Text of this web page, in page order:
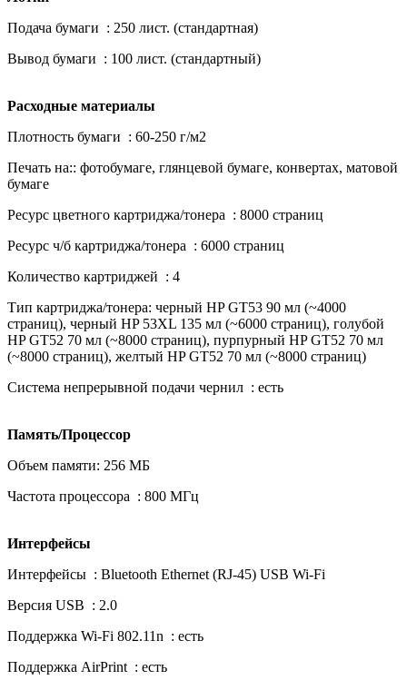
Подача бумаги : 250 лист. (стандартная)
Вывод бумаги : 100 лист. (стандартный)
Расходные материалы
Плотность бумаги : 60-250 г/м2
Печать на:: фотобумагe, глянцевой бумаге, конвертах, матовой
бумаге
Ресурс цветного картриджа/тонера : 8000 страниц
Ресурс ч/б картриджа/тонера : 6000 страниц
Количество картриджей : 4
Тип картриджа/тонера: черный HP GT53 90 мл (~4000
страниц), черный HP 53XL 135 мл (~6000 страниц), голубой
HP GT52 70 мл (~8000 страниц), пурпурный HP GT52 70 мл
(~8000 страниц), желтый HP GT52 70 мл (~8000 страниц)
Система непрерывной подачи чернил : есть
Память/Процессор
Объем памяти: 256 МБ
Частота процессора : 800 МГц
Интерфейсы
Интерфейсы : Bluetooth Ethernet (RJ-45) USB Wi-Fi
Версия USB : 2.0
Поддержка Wi-Fi 802.11n : есть
Поддержка AirPrint : есть